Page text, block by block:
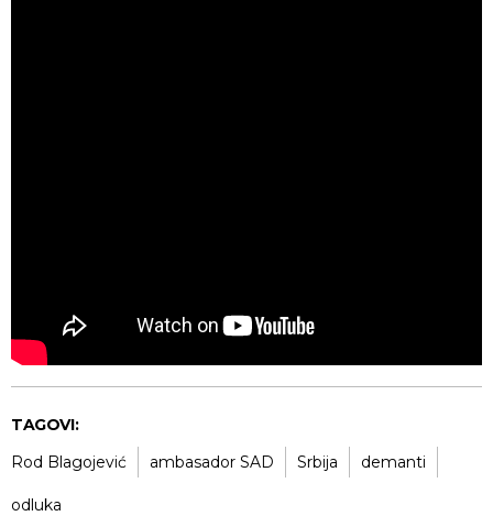
TAGOVI:
Rod Blagojević
ambasador SAD Srbija demanti
odluka